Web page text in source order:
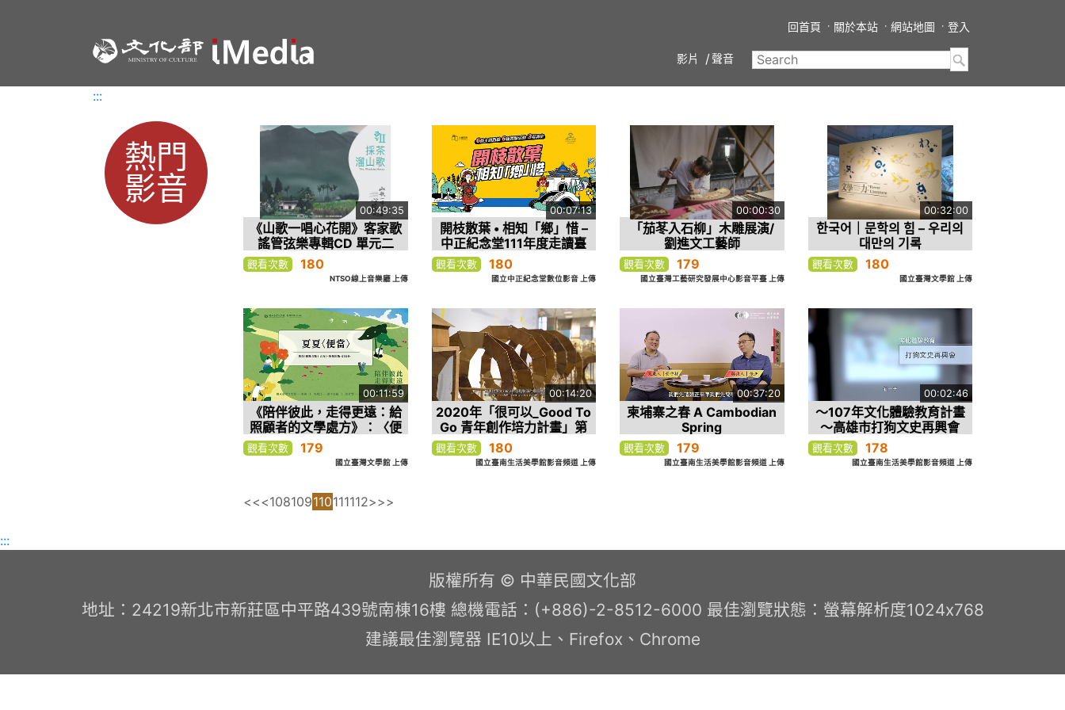
:::
回首頁 關於本站 網站地圖 登入
影片 聲音
:::
熱門
影音
00:49:35
《山歌一唱心花開》客家歌
謠管弦樂專輯CD 單元二
「採茶溜山歌」
觀看次數 180
NTSO線上音樂廳 上傳
00:07:13
開枝散葉 • 相知「鄉」惜 –
中正紀念堂111年度走讀臺
灣
觀看次數 180
國立中正紀念堂數位影音 上傳
00:00:30
「茄苳入石柳」木雕展演/
劉進文工藝師
觀看次數 179
國立臺灣工藝研究發展中心影音平臺 上傳
00:32:00
한국어｜문학의 힘 – 우리의
대만의 기록
觀看次數 180
國立臺灣文學館 上傳
00:11:59
《陪伴彼此，走得更遠：給
照顧者的文學處方》：〈便
當〉（夏夏著）
觀看次數 179
國立臺灣文學館 上傳
00:14:20
2020年「很可以_Good To
Go 青年創作培力計畫」第
一檔 隆隆隆!!!(華語版導覽
影片)
觀看次數 180
國立臺南生活美學館影音頻道 上傳
00:37:20
柬埔寨之春 A Cambodian
Spring
觀看次數 179
國立臺南生活美學館影音頻道 上傳
00:02:46
～107年文化體驗教育計畫
～高雄市打狗文史再興會
「悅讀哈瑪星─我的新濱老
街廓」
觀看次數 178
國立臺南生活美學館影音頻道 上傳
<<<108109110111112>>>
:::
版權所有 © 中華民國文化部
地址：24219新北市新莊區中平路439號南棟16樓 總機電話：(+886)-2-8512-6000 最佳瀏覽狀態：螢幕解析度1024x768
建議最佳瀏覽器 IE10以上、Firefox、Chrome